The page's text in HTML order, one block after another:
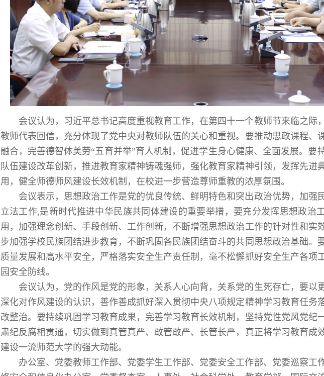
会议认为，习近平总书记高度重视教育工作，在第四十一个教师节来临之际
教师代表回信，充分体现了党中央对教师队伍的关心和重视。要推动思政课程、
融合，完善德智体美劳“五育并举”育人机制，促进学生身心健康、全面发展。要
队伍建设改革创新，推进教育家精神铸魂强师，强化教育家精神引领，发挥先进
用，健全师德师风建设长效机制，在校进一步营造尊师重教的浓厚氛围。
会议表示，思想政治工作是党的优良传统、鲜明特色和突出政治优势，加强
立法工作,是新时代推进中华民族共同体建设的重要举措，要充分发挥思想政治
用，加强理念创新、手段创新、工作创新，不断增强思想政治工作的针对性和实
步加强学校民族团结进步教育，不断巩固各民族团结奋斗的共同思想政治基础。
质量发展和高水平安全，严格落实安全生产责任制，毫不松懈抓好安全生产各项
园安全防线。
会议认为，党的作风是党的形象，关系人心向背，关系党的生死存亡，要以
深化对作风建设的认识，善作善成抓好深入贯彻中央八项规定精神学习教育任务
改整治。要持续巩固学习教育成果，完善学习教育长效机制，坚持党性党风党纪
肃纪反腐相贯通，切实做到真管真严、敢管敢严、长管长严，真正将学习教育成
建设一流师范大学的强大动能。
办公室、党委教师工作部、党委学生工作部、党委安全工作部、党委巡察工